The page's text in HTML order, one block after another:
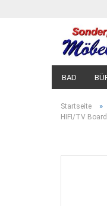
BAD
Startseite »
HIFI/TV